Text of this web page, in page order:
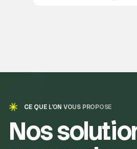
CE QUE L'ON VOUS PROPOSE
Nos